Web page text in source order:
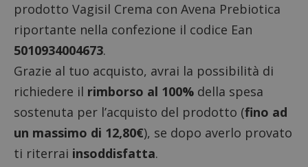
prodotto Vagisil Crema con Avena Prebiotica
riportante nella confezione il codice Ean
5010934004673.
Grazie al tuo acquisto, avrai la possibilità di
richiedere il rimborso al 100% della spesa
sostenuta per l’acquisto del prodotto (fino ad
un massimo di 12,80€), se dopo averlo provato
ti riterrai insoddisfatta.